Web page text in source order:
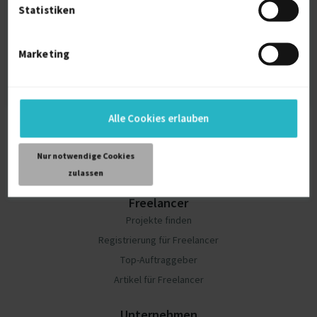
Statistiken
Marketing
Alle Cookies erlauben
Nur notwendige Cookies
zulassen
Schreiben Sie Ihr Projekt aus und erhalten Sie noch
Jetzt Projekt erstellen
Freelancer
Projekte finden
Registrierung für Freelancer
Top-Auftraggeber
Artikel für Freelancer